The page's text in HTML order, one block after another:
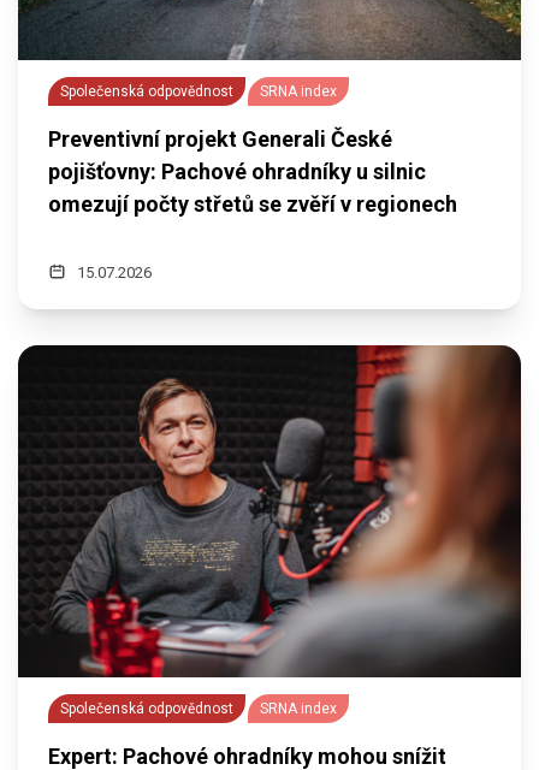
Společenská odpovědnost SRNA index
Preventivní projekt Generali České
pojišťovny: Pachové ohradníky u silnic
omezují počty střetů se zvěří v regionech
15.07.2026
Společenská odpovědnost SRNA index
Expert: Pachové ohradníky mohou snížit